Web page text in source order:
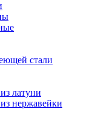
стали
латуни
нержавейки